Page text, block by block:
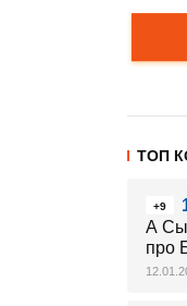
ТОП
+9
А
про